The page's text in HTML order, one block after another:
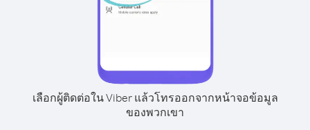
เลือกผู้ติดต่อใน Viber แล้วโทรออกจากหน้าจอข้อมูล
ของพวกเขา